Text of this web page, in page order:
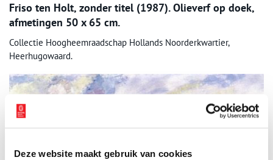
Deze website maakt gebruik van cookies
Friso ten Holt, zonder titel (1987). Olieverf op doek,
afmetingen 50 x 65 cm.
Collectie Hoogheemraadschap Hollands Noorderkwartier,
Heerhugowaard.